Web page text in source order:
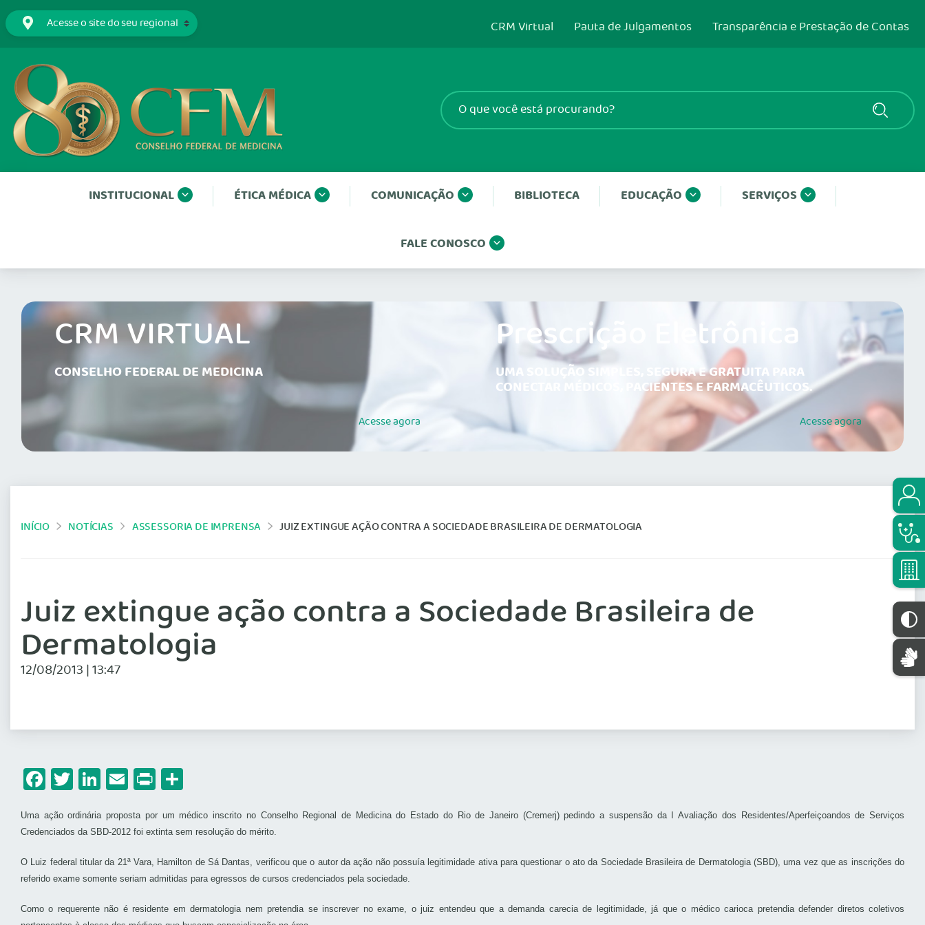
CRM Virtual Pauta de Julgamentos Transparência e Prestação de Contas
INSTITUCIONAL ÉTICA MÉDICA COMUNICAÇÃO BIBLIOTECA EDUCAÇÃO SERVIÇOS
FALE CONOSCO
CRM VIRTUAL
CONSELHO FEDERAL DE MEDICINA
Acesseagora
Prescrição Eletrônica
UMA SOLUÇÃO SIMPLES, SEGURA E GRATUITA PARA
CONECTAR MÉDICOS, PACIENTES E FARMACÊUTICOS.
Acesseagora
INÍCIO NOTÍCIAS ASSESSORIA DE IMPRENSA JUIZ EXTINGUE AÇÃO CONTRA A SOCIEDADE BRASILEIRA DE DERMATOLOGIA
Juiz extingue ação contra a Sociedade Brasileira de
Dermatologia
12/08/2013 | 13:47
Facebook
Twitter
LinkedIn
Email
Print
Uma ação ordinária proposta por um médico inscrito no Conselho Regional de Medicina do Estado do Rio de Janeiro (Cremerj) pedindo a suspensão da I Avaliação dos Residentes/Aperfeiçoandos de Serviços
Credenciados da SBD-2012 foi extinta sem resolução do mérito.
O Luiz federal titular da 21ª Vara, Hamilton de Sá Dantas, verificou que o autor da ação não possuía legitimidade ativa para questionar o ato da Sociedade Brasileira de Dermatologia (SBD), uma vez que as inscrições do
referido exame somente seriam admitidas para egressos de cursos credenciados pela sociedade.
Como o requerente não é residente em dermatologia nem pretendia se inscrever no exame, o juiz entendeu que a demanda carecia de legitimidade, já que o médico carioca pretendia defender diretos coletivos